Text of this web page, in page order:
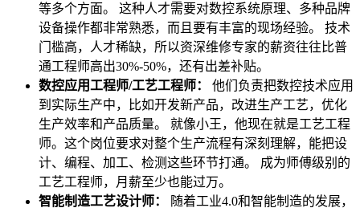
等多个方面。 这种人才需要对数控系统原理、多种品牌
设备操作都非常熟悉，而且要有丰富的现场经验。 技术
门槛高，人才稀缺，所以资深维修专家的薪资往往比普
通工程师高出30%-50%，还有出差补贴。
数控应用工程师/工艺工程师：
他们负责把数控技术应用
到实际生产中，比如开发新产品，改进生产工艺，优化
生产效率和产品质量。 就像小王，他现在就是工艺工程
师。这个岗位要求对整个生产流程有深刻理解，能把设
计、编程、加工、检测这些环节打通。 成为师傅级别的
工艺工程师，月薪至少也能过万。
智能制造工艺设计师：
随着工业4.0和智能制造的发展，